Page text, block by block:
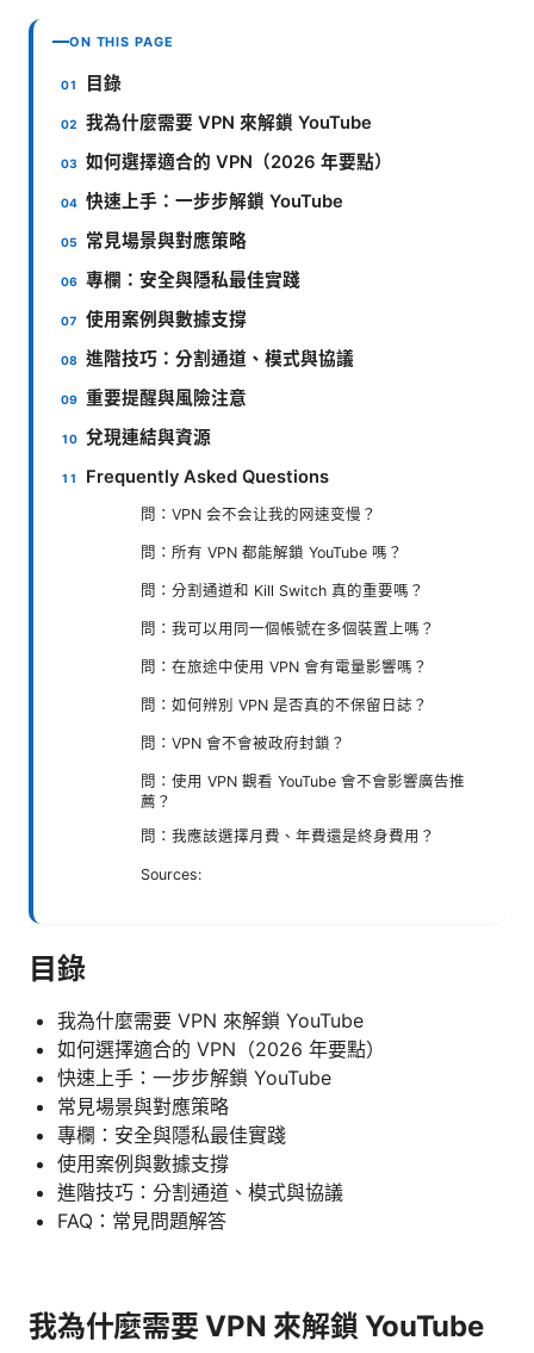
ON THIS PAGE
目錄
我為什麼需要 VPN 來解鎖 YouTube
如何選擇適合的 VPN（2026 年要點）
快速上手：一步步解鎖 YouTube
常見場景與對應策略
專欄：安全與隱私最佳實踐
使用案例與數據支撐
進階技巧：分割通道、模式與協議
重要提醒與風險注意
兌現連結與資源
Frequently Asked Questions
問：VPN 会不会让我的网速变慢？
問：所有 VPN 都能解鎖 YouTube 嗎？
問：分割通道和 Kill Switch 真的重要嗎？
問：我可以用同一個帳號在多個裝置上嗎？
問：在旅途中使用 VPN 會有電量影響嗎？
問：如何辨別 VPN 是否真的不保留日誌？
問：VPN 會不會被政府封鎖？
問：使用 VPN 觀看 YouTube 會不會影響廣告推
薦？
問：我應該選擇月費、年費還是終身費用？
Sources:
目錄
我為什麼需要 VPN 來解鎖 YouTube
如何選擇適合的 VPN（2026 年要點）
快速上手：一步步解鎖 YouTube
常見場景與對應策略
專欄：安全與隱私最佳實踐
使用案例與數據支撐
進階技巧：分割通道、模式與協議
FAQ：常見問題解答
我為什麼需要 VPN 來解鎖 YouTube